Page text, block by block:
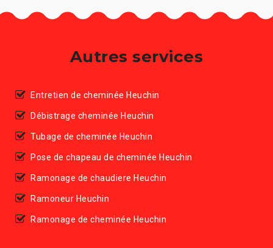
Autres services
Entretien de cheminée Heuchin
Débistrage cheminée Heuchin
Tubage de cheminée Heuchin
Pose de chapeau de cheminée Heuchin
Ramonage de chaudiere Heuchin
Ramoneur Heuchin
Ramonage de cheminée Heuchin